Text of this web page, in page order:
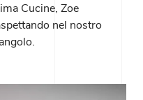
Cucine, Zoe
nel nostro